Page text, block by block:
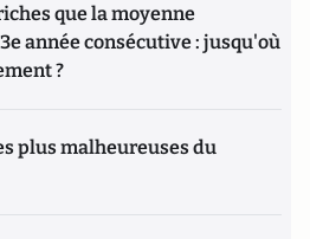
que la moyenne
année consécutive : jusqu'où
?
plus malheureuses du